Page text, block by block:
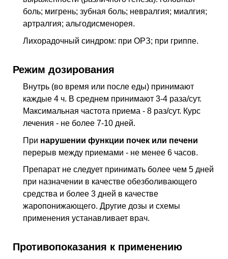
боль; мигрень; зубная боль; невралгия; миалгия;
артралгия; альгодисменорея.
Лихорадочный синдром: при ОРЗ; при гриппе.
Режим дозирования
Внутрь (во время или после еды) принимают
каждые 4 ч. В среднем принимают 3-4 раза/сут.
Максимальная частота приема - 8 раз/сут. Курс
лечения - не более 7-10 дней.
При нарушении функции почек или печени
перерыв между приемами - не менее 6 часов.
Препарат не следует принимать более чем 5 дней
при назначении в качестве обезболивающего
средства и более 3 дней в качестве
жаропонижающего. Другие дозы и схемы
применения устанавливает врач.
Противопоказания к применению